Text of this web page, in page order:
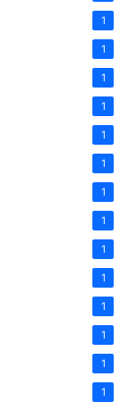
1
1
1
1
1
1
1
1
1
1
1
1
1
1